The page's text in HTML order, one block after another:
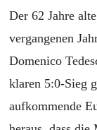
Der 62 Jahre
vergangenen
Domenico
klaren 5:0-Sieg
aufkommende